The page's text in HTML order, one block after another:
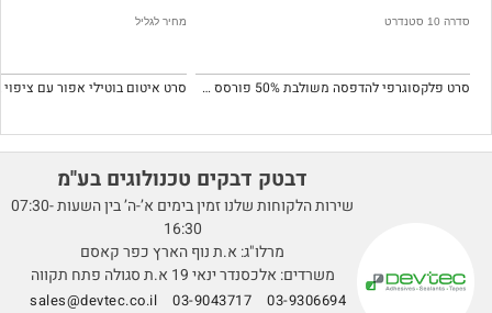
סדרה 10 סטנדרט
סרט פלקסוגרפי להדפסה משולבת 50% פורסס 50% תמונות (שטח)
מחיר לגליל
דבטק דבקים טכנולוגים בע''מ
שירות הלקוחות שלנו זמין בימים א’-ה’ בין השעות 07:30-
16:30
מרלו"ג: א.ת נוף הארץ כפר קאסם
משרדים: אלכסנדר ינאי 19 א.ת סגולה פתח תקווה
03-9306694
03-9043717
sales@devtec.co.il